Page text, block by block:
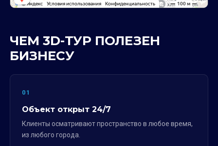
ЧЕМ 3D-ТУР ПОЛЕЗЕН
БИЗНЕСУ
01
Объект открыт 24/7
Клиенты осматривают пространство в любое время,
из любого города.